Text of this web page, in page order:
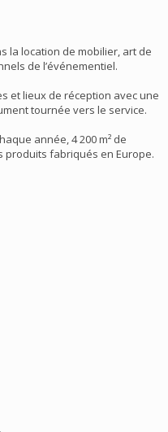
la location de mobilier, art de
de l’événementiel.
et lieux de réception avec une
tournée vers le service.
année, 4 200 m² de
produits fabriqués en Europe.